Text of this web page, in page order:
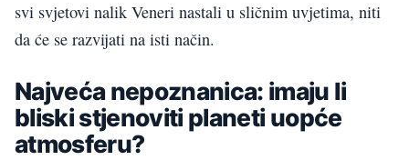
svi svjetovi nalik Veneri nastali u sličnim uvjetima, niti
da će se razvijati na isti način.
Najveća nepoznanica: imaju li
bliski stjenoviti planeti uopće
atmosferu?